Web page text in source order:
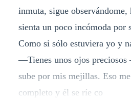
inmuta, sigue observándome,
sienta un poco incómoda por
Como si sólo estuviera yo y
—Tienes unos ojos
sube por mis mejillas. Eso
completo y él se ríe co